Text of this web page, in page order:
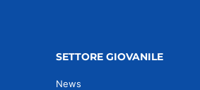
SETTORE GIOVANILE
News